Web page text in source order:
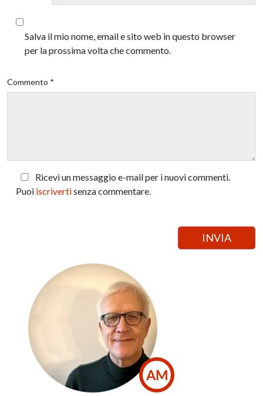
Salva il mio nome, email e sito web in questo browser
per la prossima volta che commento.
Commento *
Ricevi un messaggio e-mail per i nuovi commenti.
Puoi iscrivertisenza commentare.
AM